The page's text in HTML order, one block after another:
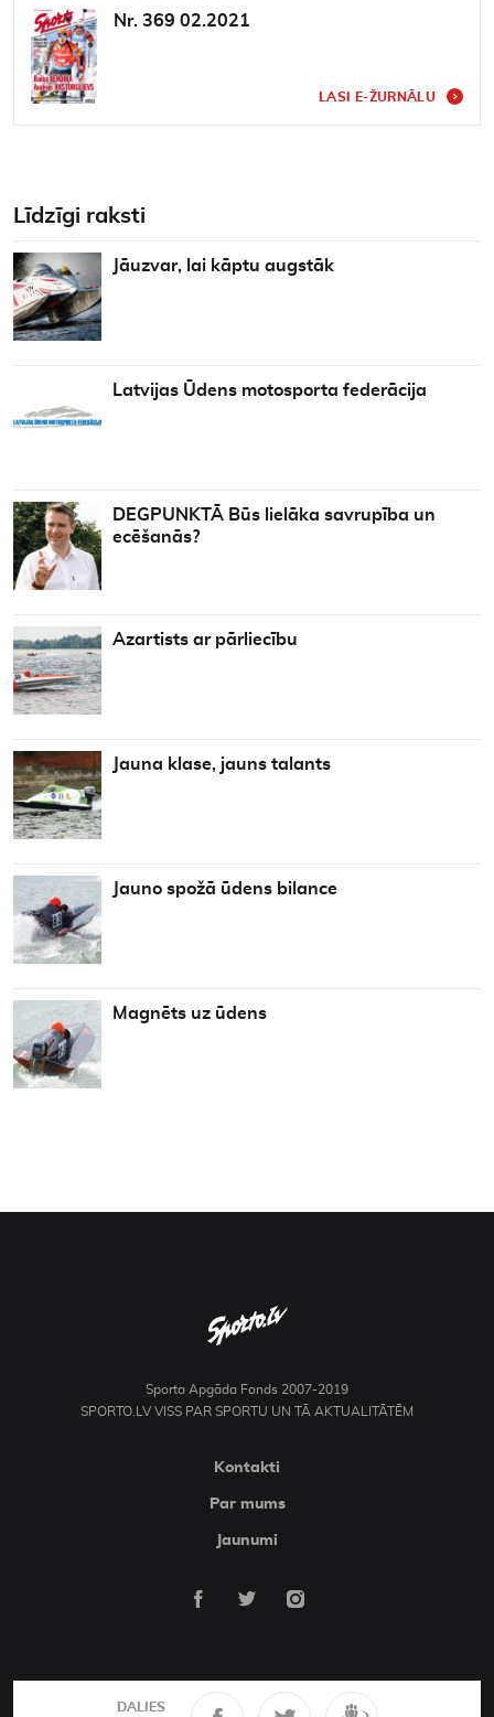
DALIES
Nr. 369 02.2021
LASI E-ŽURNĀLU
Līdzīgi raksti
Jāuzvar, lai kāptu augstāk
Latvijas Ūdens motosporta federācija
DEGPUNKTĀ Būs lielāka savrupība un
ecēšanās?
Azartists ar pārliecību
Jauna klase, jauns talants
Jauno spožā ūdens bilance
Magnēts uz ūdens
Sporta Apgāda Fonds 2007-2019
SPORTO.LV VISS PAR SPORTU UN TĀ AKTUALITĀTĒM
Kontakti
Par mums
Jaunumi